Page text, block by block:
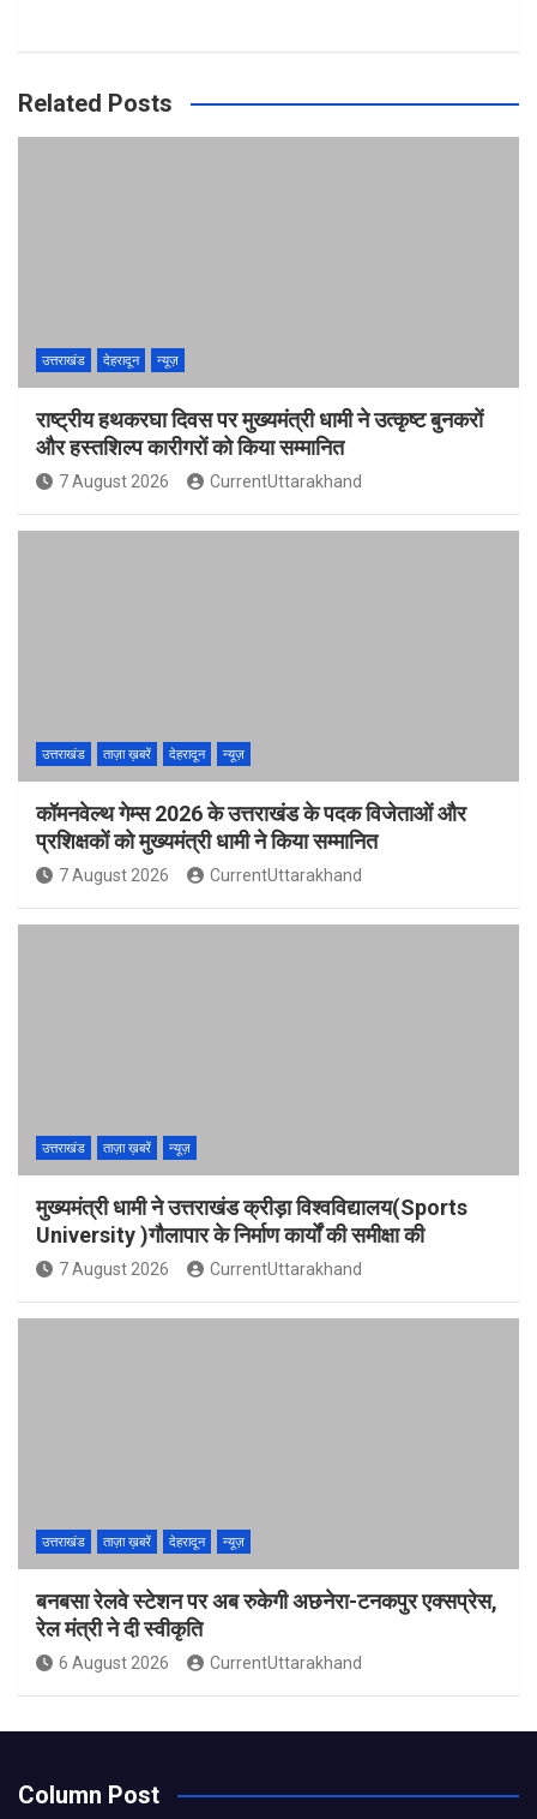
Related Posts
उत्तराखंड देहरादून न्यूज़
राष्ट्रीय हथकरघा दिवस पर मुख्यमंत्री धामी ने उत्कृष्ट बुनकरों
और हस्तशिल्प कारीगरों को किया सम्मानित
7 August 2026 CurrentUttarakhand
उत्तराखंड ताज़ा ख़बरें देहरादून न्यूज़
कॉमनवेल्थ गेम्स 2026 के उत्तराखंड के पदक विजेताओं और
प्रशिक्षकों को मुख्यमंत्री धामी ने किया सम्मानित
7 August 2026 CurrentUttarakhand
उत्तराखंड ताज़ा ख़बरें न्यूज़
मुख्यमंत्री धामी ने उत्तराखंड क्रीड़ा विश्वविद्यालय(Sports
University )गौलापार के निर्माण कार्यों की समीक्षा की
7 August 2026 CurrentUttarakhand
उत्तराखंड ताज़ा ख़बरें देहरादून न्यूज़
बनबसा रेलवे स्टेशन पर अब रुकेगी अछनेरा-टनकपुर एक्सप्रेस,
रेल मंत्री ने दी स्वीकृति
6 August 2026 CurrentUttarakhand
Column Post